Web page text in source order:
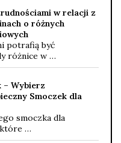
w relacji z
o różnych
potrafią być
różnice w …
– Wybierz
Smoczek dla
smoczka dla
które …